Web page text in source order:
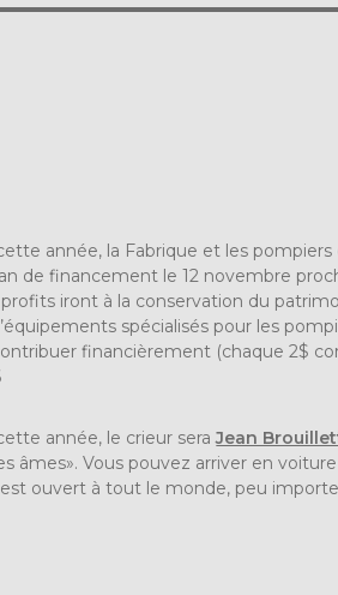
année, la Fabrique et les
de financement le 12 novembre
profits iront à la conservation du
spécialisés pour les
financièrement (chaque 2$
année, le crieur seraJean
âmes». Vous pouvez arriver en
est ouvert à tout le monde, peu